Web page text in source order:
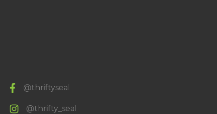
@thriftyseal
@thrifty_seal